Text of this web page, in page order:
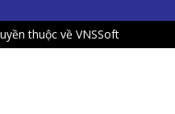
thuộc về VNSSoft